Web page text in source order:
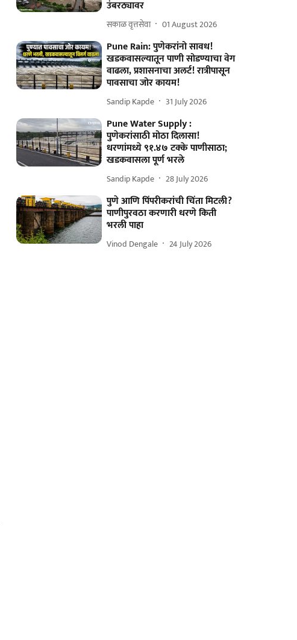
उंबरठ्यावर
सकाळ वृत्तसेवा 01 August 2026
Pune Rain: पुणेकरांनो सावध!
खडकवासल्यातून पाणी सोडण्याचा वेग
वाढला, प्रशासनाचा अलर्ट! रात्रीपासून
पावसाचा जोर कायम!
Sandip Kapde 31 July 2026
Pune Water Supply :
पुणेकरांसाठी मोठा दिलासा!
धरणांमध्ये ९१.४७ टक्के पाणीसाठा;
खडकवासला पूर्ण भरले
Sandip Kapde 28 July 2026
पुणे आणि पिंपरीकरांची चिंता मिटली?
पाणीपुरवठा करणारी धरणे किती
भरली पाहा
Vinod Dengale 24 July 2026